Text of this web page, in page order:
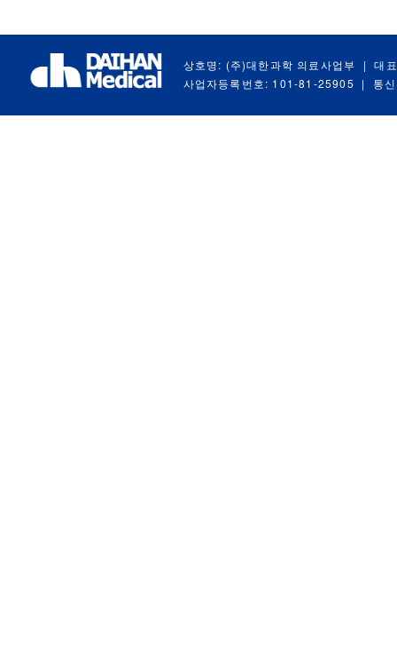
상호명: (주)대한과학 의료사업부 |
대
사업자등록번호: 101-81-25905
| 통